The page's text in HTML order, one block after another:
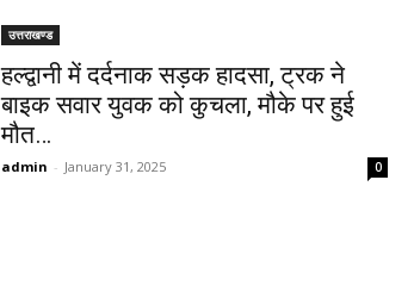
उत्तराखण्ड
हल्द्वानी में दर्दनाक सड़क हादसा, ट्रक ने
बाइक सवार युवक को कुचला, मौके पर हुई
मौत…
admin - January 31, 2025 0